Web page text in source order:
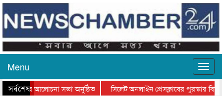
Menu
সর্বশেষ
দিবসের আলোচনা সভা অনুষ্ঠিত
সিলেট অনলাইন প্রেসক্লাবের পুরস্কার